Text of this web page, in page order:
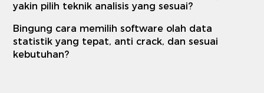
yakin pilih teknik analisis yang sesuai?
Bingung cara memilih software olah data
statistik yang tepat, anti crack, dan sesuai
kebutuhan?